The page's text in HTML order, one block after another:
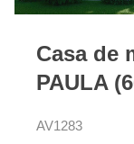
Casa de
PAULA
AV1283